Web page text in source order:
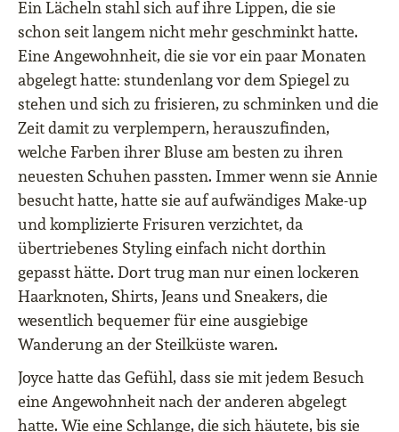
Ein Lächeln stahl sich auf ihre Lippen, die sie
schon seit langem nicht mehr geschminkt hatte.
Eine Angewohnheit, die sie vor ein paar Monaten
abgelegt hatte: stundenlang vor dem Spiegel zu
stehen und sich zu frisieren, zu schminken und die
Zeit damit zu verplempern, herauszufinden,
welche Farben ihrer Bluse am besten zu ihren
neuesten Schuhen passten. Immer wenn sie Annie
besucht hatte, hatte sie auf aufwändiges Make-up
und komplizierte Frisuren verzichtet, da
übertriebenes Styling einfach nicht dorthin
gepasst hätte. Dort trug man nur einen lockeren
Haarknoten, Shirts, Jeans und Sneakers, die
wesentlich bequemer für eine ausgiebige
Wanderung an der Steilküste waren.
Joyce hatte das Gefühl, dass sie mit jedem Besuch
eine Angewohnheit nach der anderen abgelegt
hatte. Wie eine Schlange, die sich häutete, bis sie